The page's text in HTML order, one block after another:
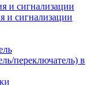
и сигнализации
и сигнализации
переключатель) в